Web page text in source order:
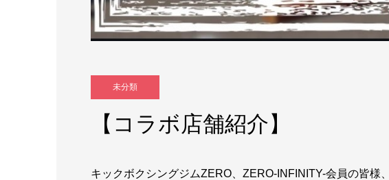
未分類
【コラボ店舗紹介】
キックボクシングジムZERO、ZERO-INFINITY-会員の皆様